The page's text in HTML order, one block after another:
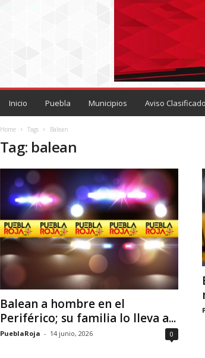
Inicio Puebla Municipios Aviso Clasificado
Home Tags Balean
Tag: balean
Balean a hombre en el
Periférico; su familia lo lleva a...
PueblaRoja - 14 junio, 2026 0